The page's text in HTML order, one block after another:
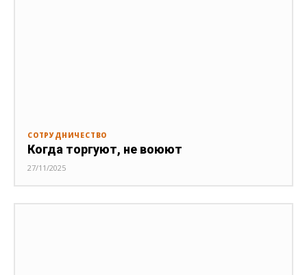
СОТРУДНИЧЕСТВО
Когда торгуют, не воюют
27/11/2025